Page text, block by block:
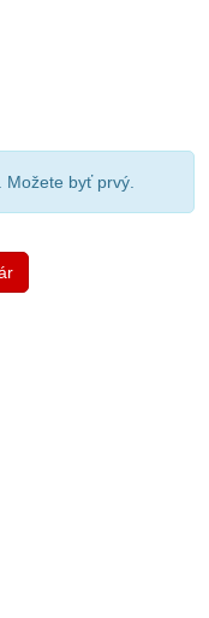
byť prvý.